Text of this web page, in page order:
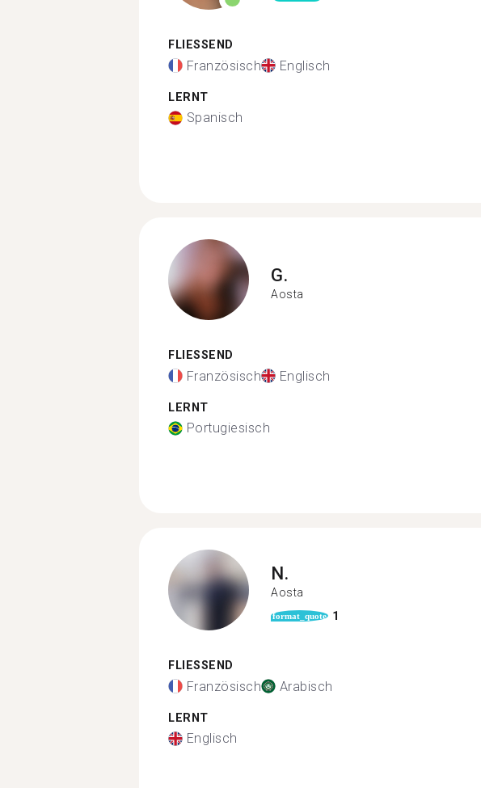
FLIESSEND
Französisch Englisch
LERNT
Spanisch
G.
Aosta
FLIESSEND
Französisch Englisch
LERNT
Portugiesisch
N.
Aosta
format_quote 1
FLIESSEND
Französisch Arabisch
LERNT
Englisch